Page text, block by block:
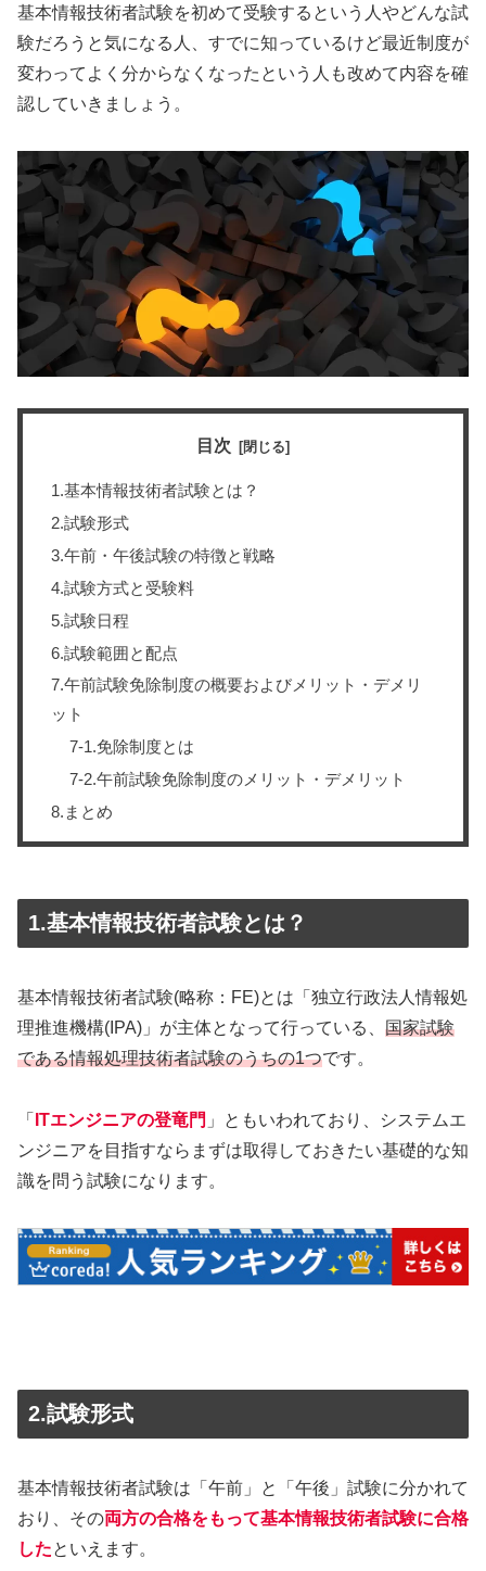
基本情報技術者試験を初めて受験するという人やどんな試
験だろうと気になる人、すでに知っているけど最近制度が
変わってよく分からなくなったという人も改めて内容を確
認していきましょう。
目次
1.基本情報技術者試験とは？
2.試験形式
3.午前・午後試験の特徴と戦略
4.試験方式と受験料
5.試験日程
6.試験範囲と配点
7.午前試験免除制度の概要およびメリット・デメリ
ット
7-1.免除制度とは
7-2.午前試験免除制度のメリット・デメリット
8.まとめ
1.基本情報技術者試験とは？
基本情報技術者試験(略称：FE)とは「独立行政法人情報処
理推進機構(IPA)」が主体となって行っている、 国家試験
である情報処理技術者試験のうちの1つです。
「 ITエンジニアの登竜門 」ともいわれており、システムエ
ンジニアを目指すならまずは取得しておきたい基礎的な知
識を問う試験になります。
2.試験形式
基本情報技術者試験は「午前」と「午後」試験に分かれて
おり、その両方の合格をもって基本情報技術者試験に合格
したといえます。